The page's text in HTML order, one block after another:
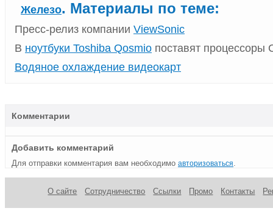
Железо. Материалы по теме:
Пресс-релиз компании ViewSonic
В ноутбуки Toshiba Qosmio поставят процессоры
Водяное охлаждение видеокарт
Комментарии
Добавить комментарий
Для отправки комментария вам необходимо авторизоваться
О сайте Сотрудничество Ссылки Промо Контакты